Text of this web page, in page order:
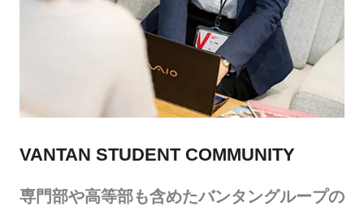
ト佐々木敬子さんも含まれ、子ども部屋に水族館
のイメージを描き、話題となる。
VANTAN STUDENT COMMUNITY
専門部や高等部も含めたバンタングループの